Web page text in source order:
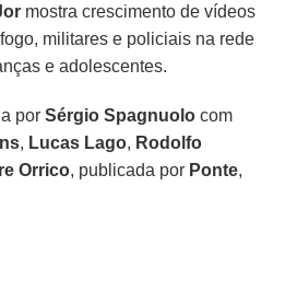
mostra crescimento de vídeos
militares e policiais na rede
e adolescentes.
porSérgio Spagnuolocom
, Lucas Lago, Rodolfo
Orrico, publicada por Ponte,